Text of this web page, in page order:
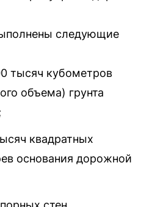
следующие
тысяч кубометров
объема) грунта
квадратных
основания дорожной